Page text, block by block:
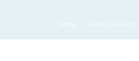
Home Acceso usuarios